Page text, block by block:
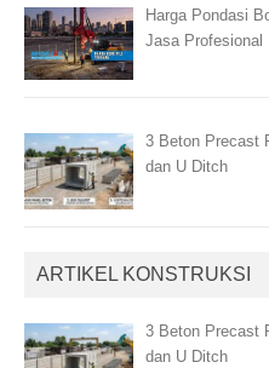
Harga Pondasi
Jasa Profesional
3 Beton Precast
dan U Ditch
ARTIKEL KONSTRUKSI
3 Beton Precast
dan U Ditch